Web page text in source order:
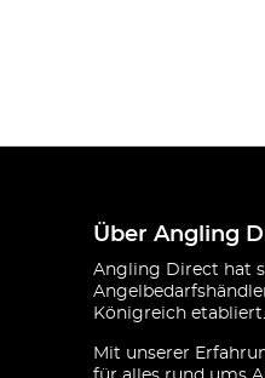
Über Angling
Angling Direct hat
Königreich etabliert.
Mit unserer